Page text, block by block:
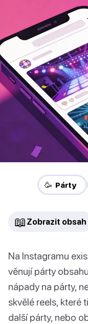
🥳 Párty
📖 Zobrazit obsah
Na Instagramu
věnují párty
nápady na párty,
skvělé reels, které
další párty, nebo